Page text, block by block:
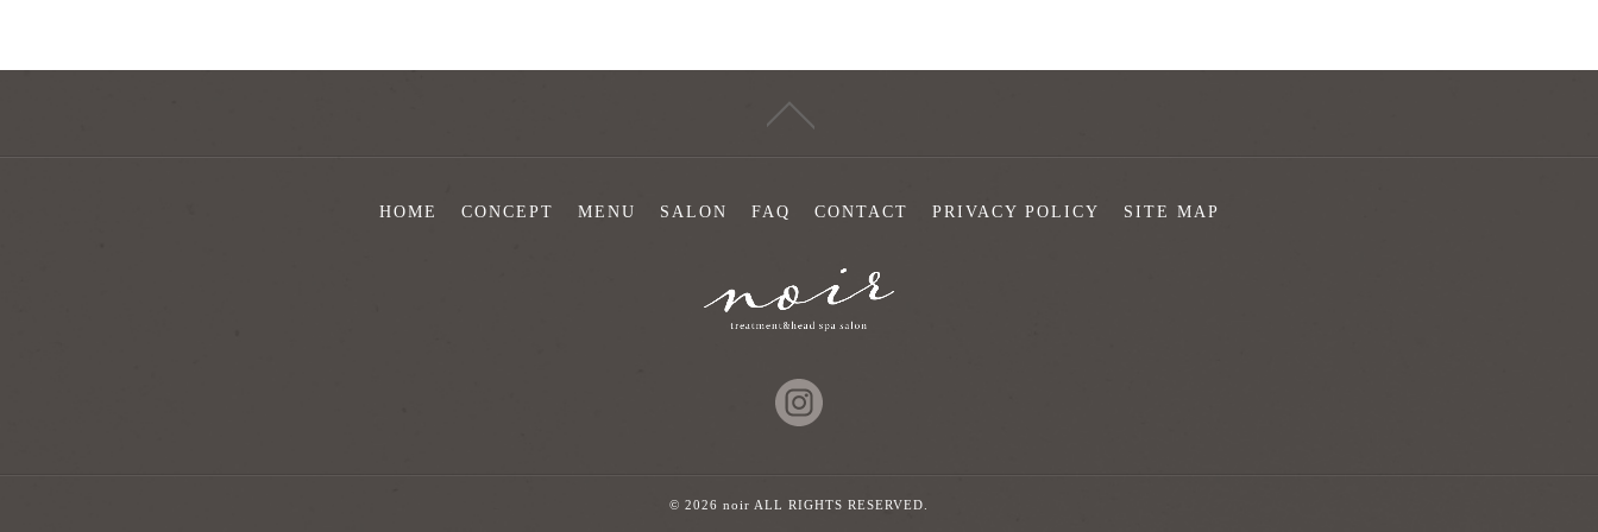
HOME CONCEPT MENU SALON FAQ CONTACT PRIVACY POLICY SITE MAP
© 2026 noir ALL RIGHTS RESERVED.